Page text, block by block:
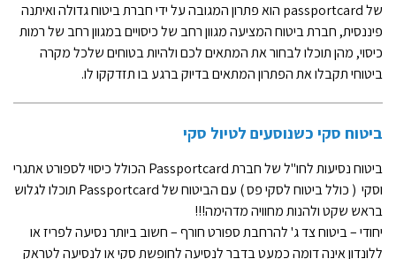
של passportcard הוא פתרון המגובה על ידי חברת ביטוח גדולה ואיתנה
פיננסית, חברת ביטוח המציעה מגוון רחב של כיסויים במגוון רחב של רמות
כיסוי, מהן תוכלו לבחור את המתאים לכם ולהיות בטוחים שלכל מקרה
ביטוחי תקבלו את הפתרון המתאים בדיוק ברגע בו תזדקקו לו.
ביטוח סקי כשנוסעים לטיול סקי
ביטוח נסיעות לחו"ל של חברת Passportcard הכולל כיסוי לספורט אתגרי
וסקי ( כולל ביטוח לסקי פס ) עם הביטוח של Passportcard תוכלו לגלוש
בראש שקט ולהנות מחוויה מדהימה!!!
יחודי – ביטוח צד ג' להרחבת ספורט חורף – חשוב ביותר נסיעה לפריז או
ללונדון אינה דומה כמעט בדבר לנסיעה לחופשת סקי או לנסיעה לטראק